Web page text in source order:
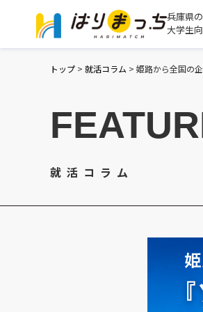
兵庫県の
大学生
トップ > 就活コラム > 姫路から全国の
就活コラム